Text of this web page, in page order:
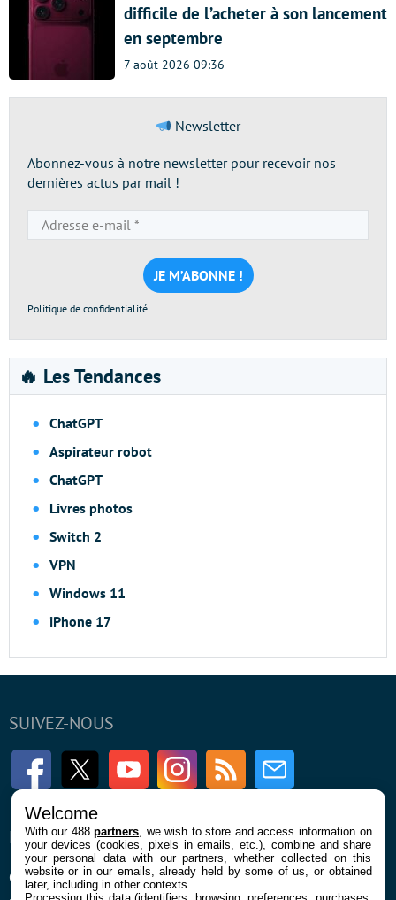
difficile de l’acheter à son lancement
en septembre
7 août 2026 09:36
Newsletter
Abonnez-vous à notre newsletter pour recevoir nos
dernières actus par mail !
e-
mail
*
Politique de confidentialité
🔥 Les Tendances
ChatGPT
Aspirateur robot
ChatGPT
Livres photos
Switch 2
VPN
Windows 11
iPhone 17
SUIVEZ-NOUS
FacebookTwitter Youtube InstagramRSS Newsletter
ENTREPRISE
Qui sommes nous
À PROPOS
La rédaction
Welcome
With our 488partners , we wish to store and access information on
your devices (cookies, pixels in emails, etc.), combine and share
your personal data with our partners, whether collected on this
website or in our emails, already held by some of us, or obtained
later, including in other contexts.
Processing this data (identifiers, browsing, preferences, purchases,